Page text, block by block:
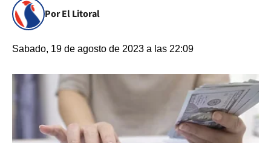
Por El Litoral
Sabado, 19 de agosto de 2023 a las 22:09